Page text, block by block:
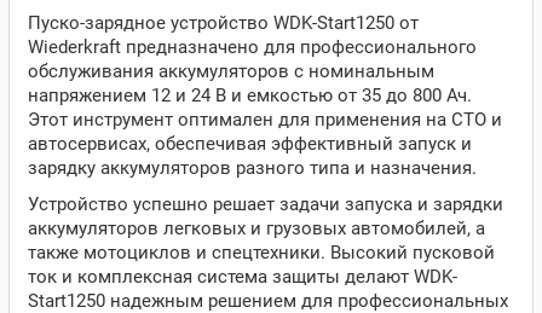
Пуско-зарядное устройство WDK-Start1250 от
Wiederkraft предназначено для профессионального
обслуживания аккумуляторов с номинальным
напряжением 12 и 24 В и емкостью от 35 до 800 Ач.
Этот инструмент оптимален для применения на СТО и
автосервисах, обеспечивая эффективный запуск и
зарядку аккумуляторов разного типа и назначения.
Устройство успешно решает задачи запуска и зарядки
аккумуляторов легковых и грузовых автомобилей, а
также мотоциклов и спецтехники. Высокий пусковой
ток и комплексная система защиты делают WDK-
Start1250 надежным решением для профессиональных